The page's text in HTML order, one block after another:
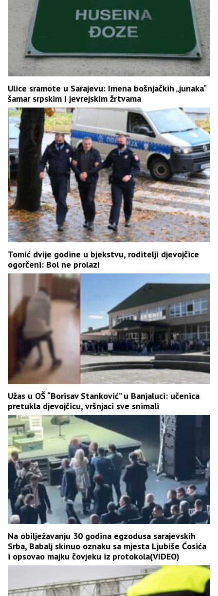
Ulice sramote u Sarajevu: Imena bošnjačkih „junaka“
šamar srpskim i jevrejskim žrtvama
Tomić dvije godine u bjekstvu, roditelji djevojčice
ogorčeni: Bol ne prolazi
Užas u OŠ “Borisav Stanković” u Banjaluci: učenica
pretukla djevojčicu, vršnjaci sve snimali
Na obilježavanju 30 godina egzodusa sarajevskih
Srba, Babalj skinuo oznaku sa mjesta Ljubiše Ćosića
i opsovao majku čovjeku iz protokola(VIDEO)